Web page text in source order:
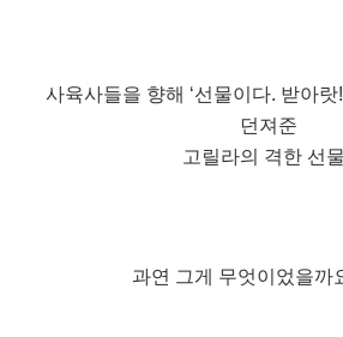
사육사들을 향해 ‘선물이다. 받아랏
던져준
고릴라의 격한 선
과연 그게 무엇이었을까